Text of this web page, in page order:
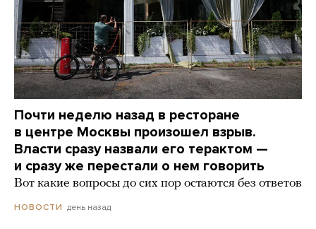
Почти неделю назад в ресторане
в центре Москвы произошел взрыв.
Власти сразу назвали его терактом —
и сразу же перестали о нем говорить
Вот какие вопросы до сих пор остаются без ответов
НОВОСТИ день назад